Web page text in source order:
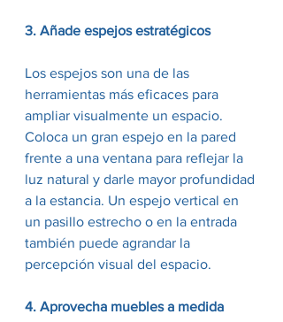
3. Añade espejos estratégicos
Los espejos son una de las
herramientas más eficaces para
ampliar visualmente un espacio.
Coloca un gran espejo en la pared
frente a una ventana para reflejar la
luz natural y darle mayor profundidad
a la estancia. Un espejo vertical en
un pasillo estrecho o en la entrada
también puede agrandar la
percepción visual del espacio.
4. Aprovecha muebles a medida